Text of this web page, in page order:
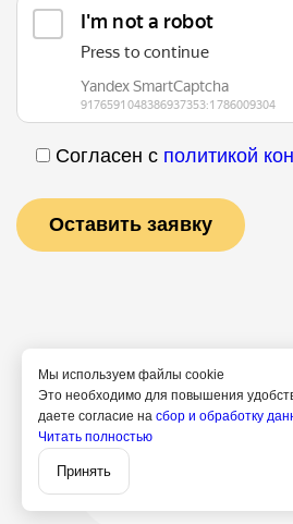
Согласен с политикой
Мы используем файлы cookie
Это необходимо для повышения
даете согласие на сбор и обработку
Читать полностью
Принять